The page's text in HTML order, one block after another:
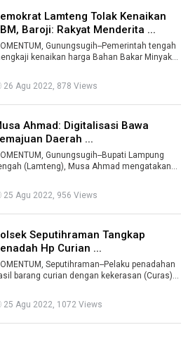
Lamteng Tolak Kenaikan
Baroji: Rakyat Menderita ...
Gunungsugih--Pemerintah tengah
kenaikan harga Bahan Bakar Minyak
26 Agu 2022, 878 Views
Ahmad: Digitalisasi Bawa
Daerah ...
Gunungsugih--Bupati Lampung
(Lamteng), Musa Ahmad mengatakan
...
25 Agu 2022, 956 Views
Seputihraman Tangkap
Hp Curian ...
Seputihraman--Pelaku penadahan
barang curian dengan kekerasan (Curas)
25 Agu 2022, 1072 Views